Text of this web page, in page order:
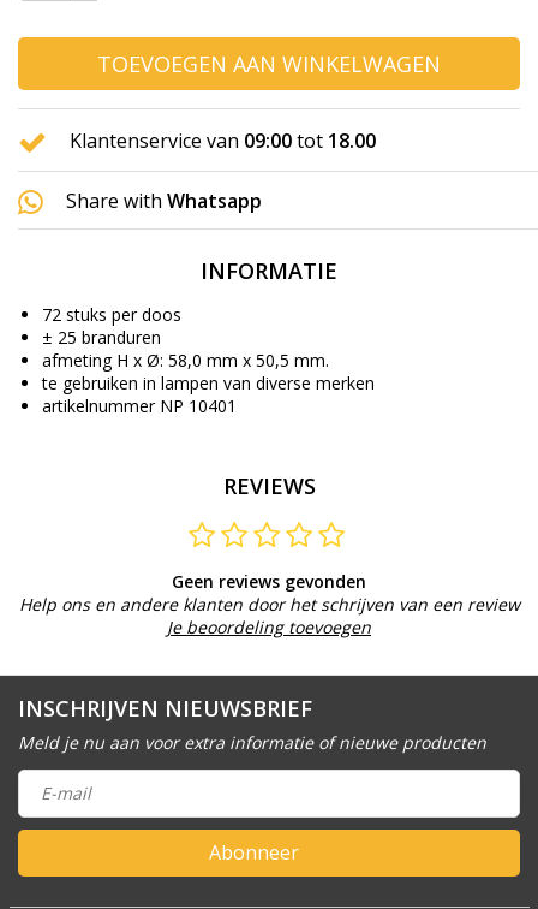
TOEVOEGEN AAN WINKELWAGEN
Klantenservice van 09:00tot 18.00
Share with Whatsapp
INFORMATIE
72 stuks per doos
± 25 branduren
afmeting H x Ø: 58,0 mm x 50,5 mm.
te gebruiken in lampen van diverse merken
artikelnummer NP 10401
REVIEWS
Geen reviews gevonden
Help ons en andere klanten door het schrijven van een review
Je beoordeling toevoegen
INSCHRIJVEN NIEUWSBRIEF
Meld je nu aan voor extra informatie of nieuwe producten
Abonneer